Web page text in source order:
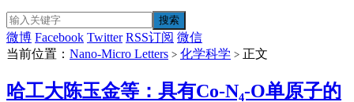
微博 Facebook Twitter RSS订阅 微信
当前位置： Nano-Micro Letters > 化学科学 > 正文
哈工大陈玉金等：具有Co-N₄-O单原子的